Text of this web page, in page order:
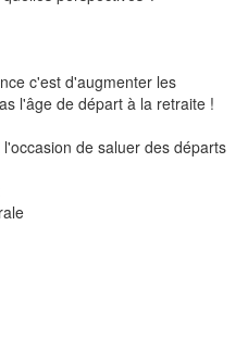
c'est d'augmenter les
l'âge de départ à la retraite !
de saluer des départs